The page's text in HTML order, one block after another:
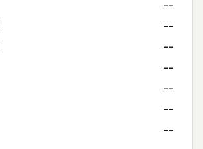
--
--
--
--
--
--
--